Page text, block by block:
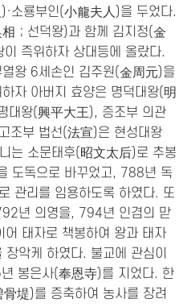
소룡부인(小龍夫人)을 두었다.
；선덕왕)과 함께 김지정(金
즉위하자 상대등에 올랐다.
왕 6세손인 김주원(金周元)을
자 아버지 효양은 명덕대왕(明
대왕(興平大王), 증조부 의관
조부 법선(法宣)은 현성대왕
는 소문태후(昭文太后)로 추봉
도독으로 바꾸었고, 788년 독
관리를 임용하도록 하였다. 또
년 의영을, 794년 인겸의 맏
태자로 책봉하여 왕과 태자
악케 하였다. 불교에 관심이
봉은사(奉恩寺)를 지었다. 한
堤)를 증축하여 농사를 장려